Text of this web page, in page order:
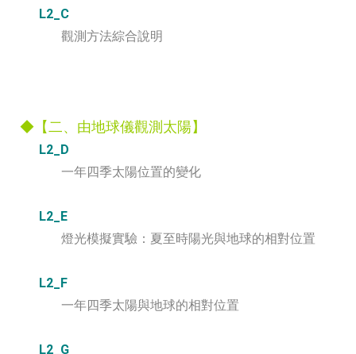
L2_C
觀測方法綜合說明
◆【二、由地球儀觀測太陽】
L2_D
一年四季太陽位置的變化
L2_E
燈光模擬實驗：夏至時陽光與地球的相對位置
L2_F
一年四季太陽與地球的相對位置
L2_G